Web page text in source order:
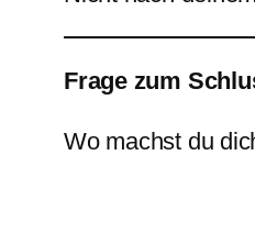
Frage zum
Wo machst du